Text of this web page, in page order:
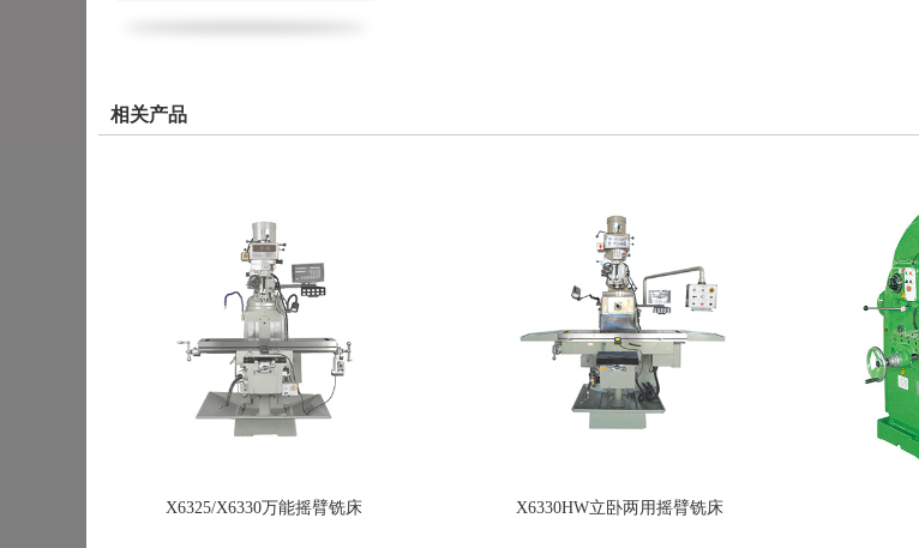
相关产品
X6325/X6330万能摇臂铣床 X6330HW立卧两用摇臂铣床